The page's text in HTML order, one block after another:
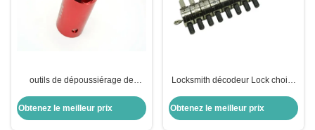
outils de dépoussiérage de
Obtenez le meilleur prix
Locksmith décodeur Lock choisit
Lock Choisir les voitures à
Obtenez le meilleur prix